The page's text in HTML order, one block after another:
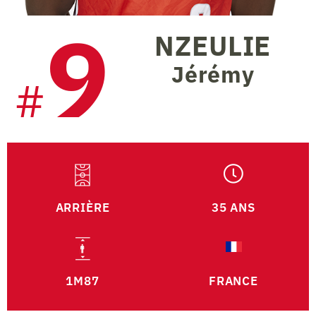
#9 NZEULIE
Jérémy
ARRIÈRE 35 ANS
1M87 FRANCE